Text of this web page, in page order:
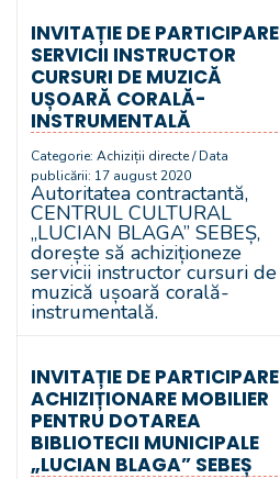
INVITAȚIE DE PARTICIPARE
SERVICII INSTRUCTOR
CURSURI DE MUZICĂ
UȘOARĂ CORALĂ-
INSTRUMENTALĂ
Categorie: Achiziții directe/ Data
publicării: 17 august 2020
Autoritatea contractantă,
CENTRUL CULTURAL
„LUCIAN BLAGA” SEBEȘ,
dorește să achiziționeze
servicii instructor cursuri de
muzică ușoară corală-
instrumentală.
INVITAȚIE DE PARTICIPARE
ACHIZIȚIONARE MOBILIER
PENTRU DOTAREA
BIBLIOTECII MUNICIPALE
„LUCIAN BLAGA” SEBEȘ